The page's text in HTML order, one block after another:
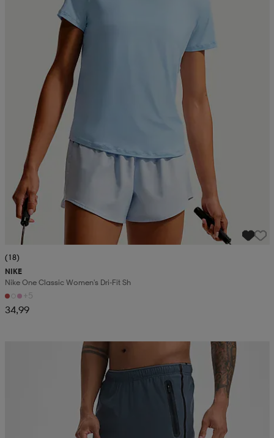
(18)
NIKE
Nike One Classic Women's Dri-Fit Sh
+5
34,99